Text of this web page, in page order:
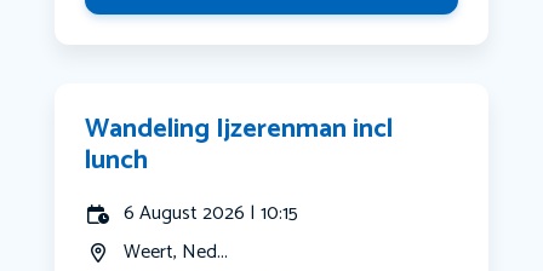
Wandeling Ijzerenman incl
lunch
6 August 2026 | 10:15
Weert, Ned...